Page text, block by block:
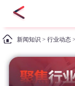
新闻知识 >行业动态